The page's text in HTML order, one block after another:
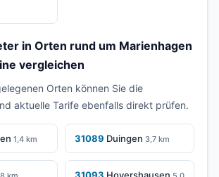
in Orten rund um Marienhagen
vergleichen
Orten können Sie die
aktuelle Tarife ebenfalls direkt prüfen.
1,4 km 31089 Duingen 3,7 km